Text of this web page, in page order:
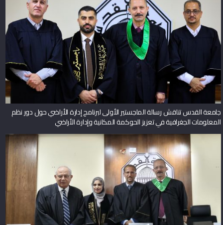
جامعة القدس تناقش رسالة الماجستير الأولى لبرنامج إدارة الأراضي حول دور نظم
المعلومات الجغرافية في تعزيز الحوكمة المكانية وإدارة الأراضي